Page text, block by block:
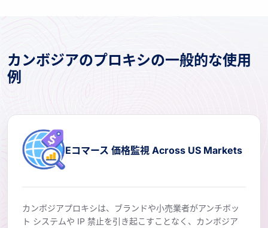
カンボジアのプロキシの一般的な使用
例
Eコマース 価格監視 Across US Markets
カンボジアプロキシは、ブランドや小売業者がアンチボッ
ト システムや IP 禁止を引き起こすことなく、カンボジア